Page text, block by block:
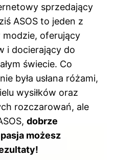
sprzedający
ASOS to jeden z
oferujący
i docierający do
świecie. Co
była usłana różami,
wysiłków oraz
rozczarowań, ale
dobrze
możesz